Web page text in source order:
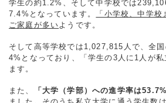
学生の約1.2%、そして中学校では
7.4%となっています。
「小学校、中学
ご家庭が多い ようです。
そして高等学校では1,027,815人で、全国
4%となっており、「学生の3人に1人が
ます。
また、 「大学（学部）への進学率は